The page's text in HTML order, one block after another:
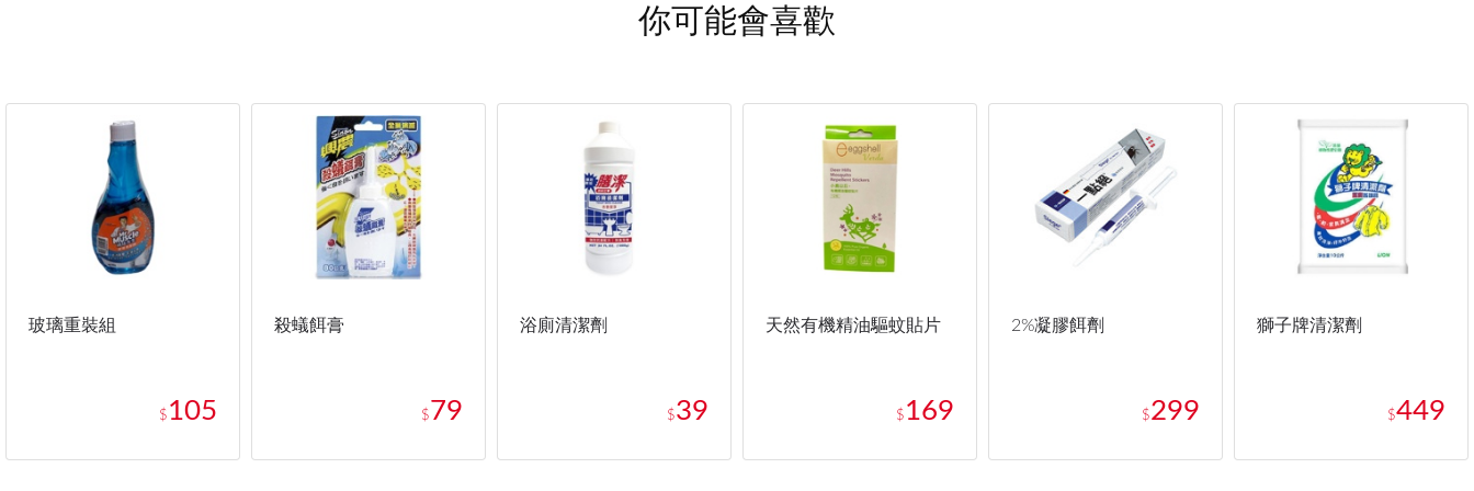
你可能會喜歡
玻璃重裝組
$ 105
殺蟻餌膏
$79
浴廁清潔劑
$39
天然有機精油驅蚊貼片
$ 169
2%凝膠餌劑
$299
獅子牌清潔劑
$449